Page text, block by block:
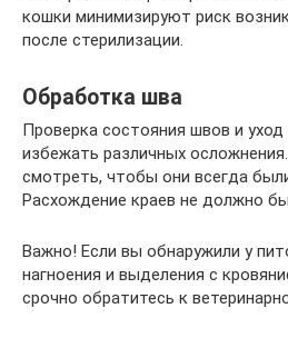
кошки минимизируют риск
после стерилизации.
Обработка шва
Проверка состояния швов и
избежать различных
смотреть, чтобы они всегда
Расхождение краев не должно
Важно! Если вы обнаружили у
нагноения и выделения с
срочно обратитесь к